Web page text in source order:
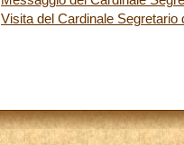
Visita del Cardinale